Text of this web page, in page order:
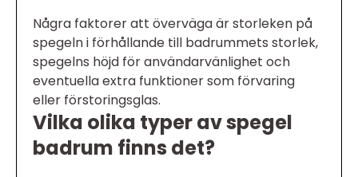
Några faktorer att överväga är storleken på
spegeln i förhållande till badrummets storlek,
spegelns höjd för användarvänlighet och
eventuella extra funktioner som förvaring
eller förstoringsglas.
Vilka olika typer av spegel
badrum finns det?